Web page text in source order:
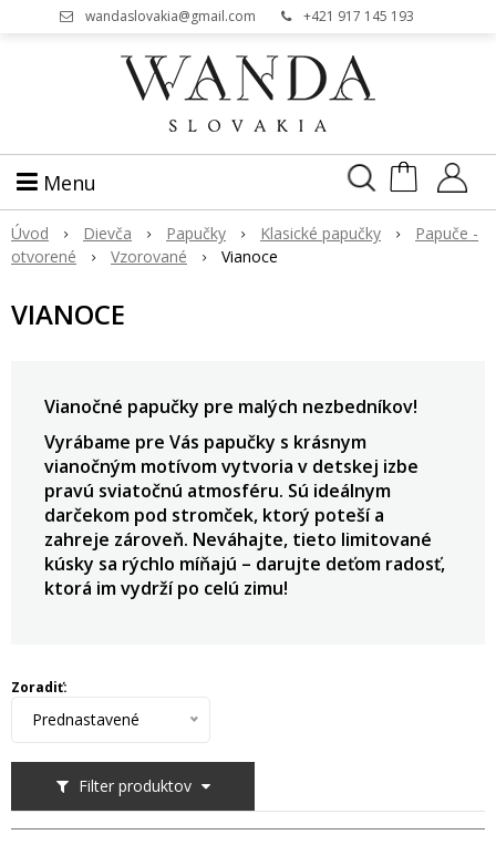
wandaslovakia@gmail.com +421 917 145 193
Menu
Úvod Dievča Papučky Klasické papučky
Papuče -
otvorené
Vzorované Vianoce
VIANOCE
Vianočné papučky pre malých nezbedníkov!
Vyrábame pre Vás papučky s krásnym
vianočným motívom vytvoria v detskej izbe
pravú sviatočnú atmosféru. Sú ideálnym
darčekom pod stromček, ktorý poteší a
zahreje zároveň. Neváhajte, tieto limitované
kúsky sa rýchlo míňajú – darujte deťom radosť,
ktorá im vydrží po celú zimu!
Filter produktov
Zoradiť:
Prednastavené